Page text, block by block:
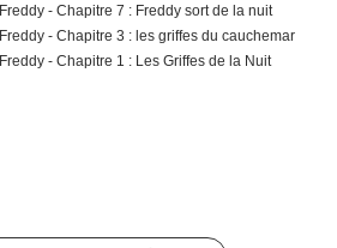
Freddy - Chapitre 7 : Freddy sort de la nuit
Freddy - Chapitre 3 : les griffes du cauchemar
Freddy - Chapitre 1 : Les Griffes de la Nuit